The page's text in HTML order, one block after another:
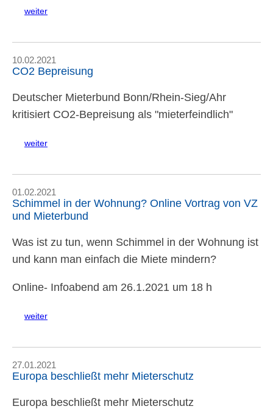
weiter
10.02.2021
CO2 Bepreisung
Deutscher Mieterbund Bonn/Rhein-Sieg/Ahr
kritisiert CO2-Bepreisung als mieterfeindlich
weiter
01.02.2021
Schimmel in der Wohnung? Online Vortrag von VZ
und Mieterbund
Was ist zu tun, wenn Schimmel in der Wohnung ist
und kann man einfach die Miete mindern?
Online- Infoabend am 26.1.2021 um 18 h
weiter
27.01.2021
Europa beschließt mehr Mieterschutz
Europa beschließt mehr Mieterschutz